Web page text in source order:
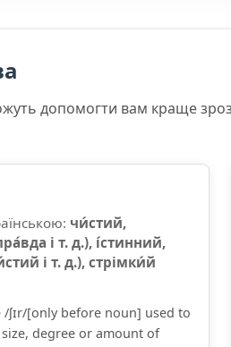
допомогти вам краще
чи́стий,
і т. д.), і́стинний,
і т. д.), стрімки́й
/ʃɪr/[only before noun] used to
degree or amount of